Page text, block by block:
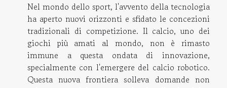
Nel mondo dello sport, l'avvento della tecnologia
ha aperto nuovi orizzonti e sfidato le concezioni
tradizionali di competizione. Il calcio, uno dei
giochi più amati al mondo, non è rimasto
immune a questa ondata di innovazione,
specialmente con l'emergere del calcio robotico.
Questa nuova frontiera solleva domande non